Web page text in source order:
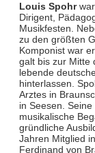
Louis Spohrwar
Dirigent,
Musikfesten.
zu den größten
Komponist war
galt bis zur Mitte
lebende
hinterlassen.
Arztes in
in Seesen.
musikalische
gründliche
Jahren Mitglied
Ferdinand von